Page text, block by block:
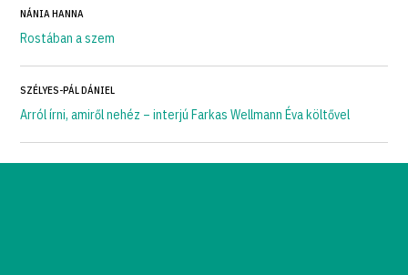
NÁNIA HANNA
Rostában a szem
SZÉLYES-PÁL DÁNIEL
Arról írni, amiről nehéz – interjú Farkas Wellmann Éva költővel